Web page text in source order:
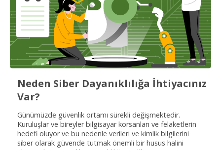
Neden Siber Dayanıklılığa İhtiyacınız
Var?
Günümüzde güvenlik ortamı sürekli değişmektedir.
Kuruluşlar ve bireyler bilgisayar korsanları ve felaketlerin
hedefi oluyor ve bu nedenle verileri ve kimlik bilgilerini
siber olarak güvende tutmak önemli bir husus halini